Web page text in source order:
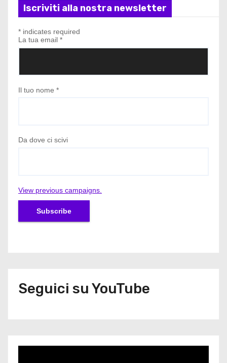
Iscriviti alla nostra newsletter
* indicates required
La tua email *
Il tuo nome *
Da dove ci scivi
View previous campaigns.
Seguici su YouTube